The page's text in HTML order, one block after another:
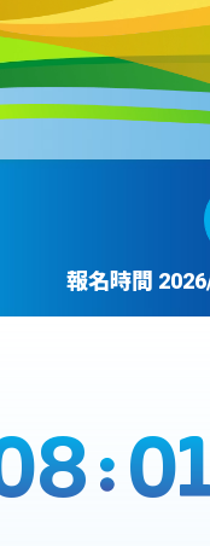
報名時間